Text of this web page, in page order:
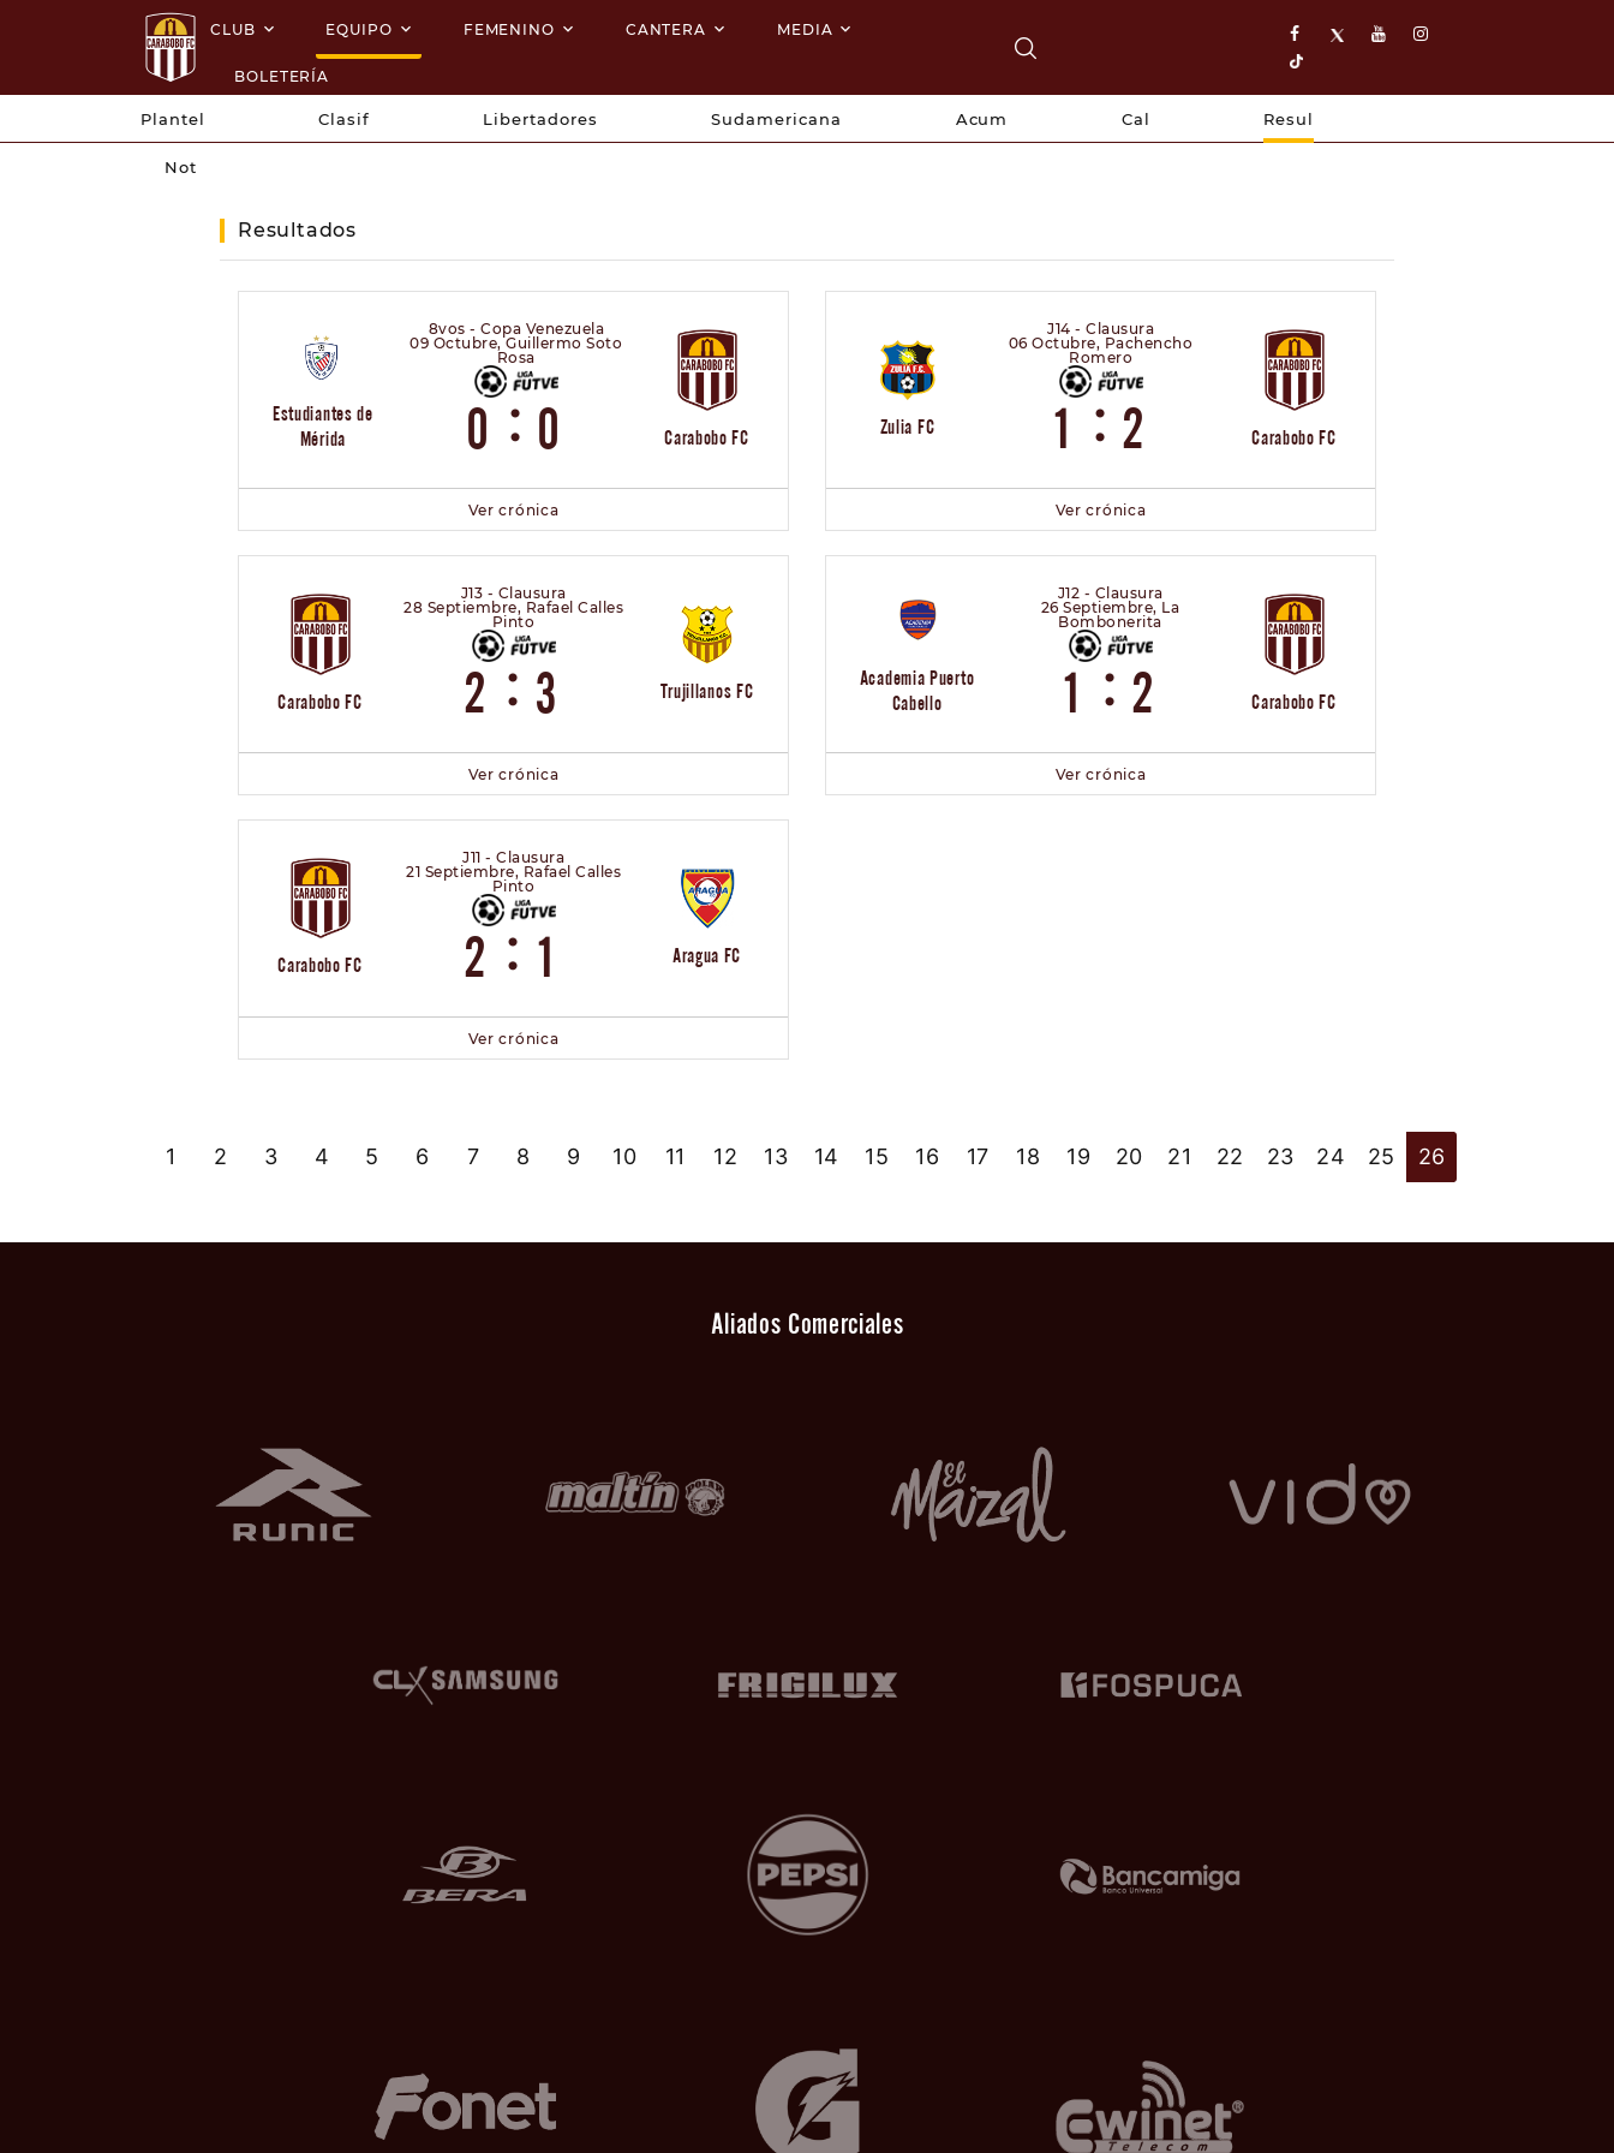
CLUB EQUIPO FEMENINO CANTERA MEDIA
BOLETERÍA
Plantel Clasif Libertadores Sudamericana Acum Cal Resul
Not
Resultados
Estudiantes de
Mérida
8vos - Copa Venezuela
09 Octubre, Guillermo Soto
Rosa
0 : 0 Carabobo FC
Ver crónica
Zulia FC
J14 - Clausura
06 Octubre, Pachencho
Romero
1 : 2 Carabobo FC
Ver crónica
Carabobo FC
J13 - Clausura
28 Septiembre, Rafael Calles
Pinto
2 : 3 Trujillanos FC
Ver crónica
Academia Puerto
Cabello
J12 - Clausura
26 Septiembre, La
Bombonerita
1 : 2 Carabobo FC
Ver crónica
Carabobo FC
J11 - Clausura
21 Septiembre, Rafael Calles
Pinto
2 : 1 Aragua FC
Ver crónica
1 2 3 4 5 6 7 8 9 10 11 12 13 14 15 16 17 18 19 20 21 22 23 24 25 26
Aliados Comerciales